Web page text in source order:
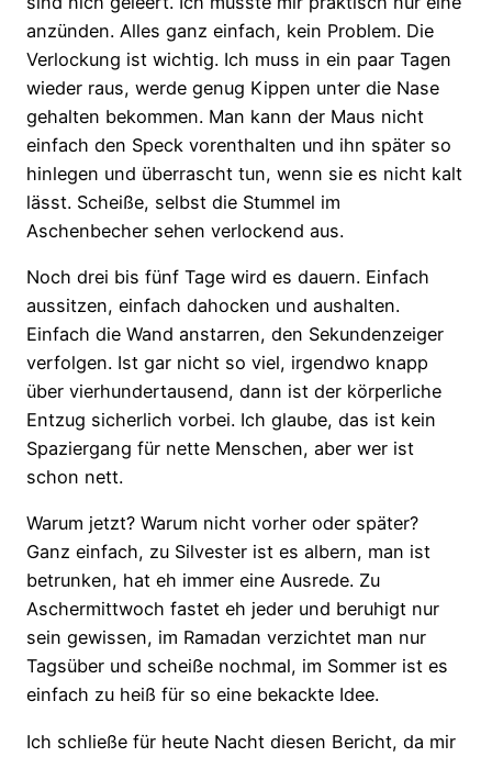
anzünden. Alles ganz einfach, kein Problem. Die
Verlockung ist wichtig. Ich muss in ein paar Tagen
wieder raus, werde genug Kippen unter die Nase
gehalten bekommen. Man kann der Maus nicht
einfach den Speck vorenthalten und ihn später so
hinlegen und überrascht tun, wenn sie es nicht kalt
lässt. Scheiße, selbst die Stummel im
Aschenbecher sehen verlockend aus.
Noch drei bis fünf Tage wird es dauern. Einfach
aussitzen, einfach dahocken und aushalten.
Einfach die Wand anstarren, den Sekundenzeiger
verfolgen. Ist gar nicht so viel, irgendwo knapp
über vierhundertausend, dann ist der körperliche
Entzug sicherlich vorbei. Ich glaube, das ist kein
Spaziergang für nette Menschen, aber wer ist
schon nett.
Warum jetzt? Warum nicht vorher oder später?
Ganz einfach, zu Silvester ist es albern, man ist
betrunken, hat eh immer eine Ausrede. Zu
Aschermittwoch fastet eh jeder und beruhigt nur
sein gewissen, im Ramadan verzichtet man nur
Tagsüber und scheiße nochmal, im Sommer ist es
einfach zu heiß für so eine bekackte Idee.
Ich schließe für heute Nacht diesen Bericht, da mir